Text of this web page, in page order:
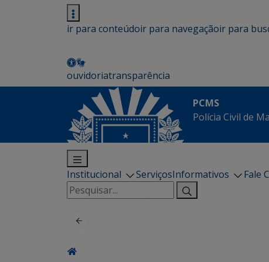
ir para conteúdoir para navegaçãoir para
ouvidoriatransparência
PCMS
Polícia Civil de
Institucional ServiçosInformativos Fale
Pesquisar
por: